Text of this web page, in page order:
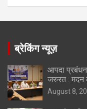
ब्रेकिंग न्यूज़
आपदा
जरुरत : मदन
August 8,